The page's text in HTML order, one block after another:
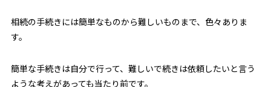
相続の手続きには簡単なものから難しいものまで、色々ありま
す。
簡単な手続きは自分で行って、難しいで続きは依頼したいと言う
ような考えがあっても当たり前です。